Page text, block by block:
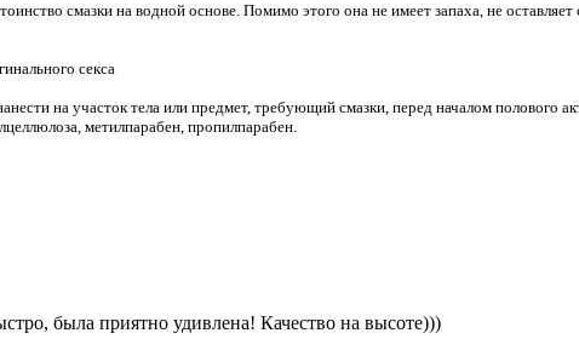
смазки на водной основе. Помимо этого она не имеет запаха, не
секса
на участок тела или предмет, требующий смазки, перед началом полового
метилпарабен, пропилпарабен.
была приятно удивлена! Качество на высоте)))